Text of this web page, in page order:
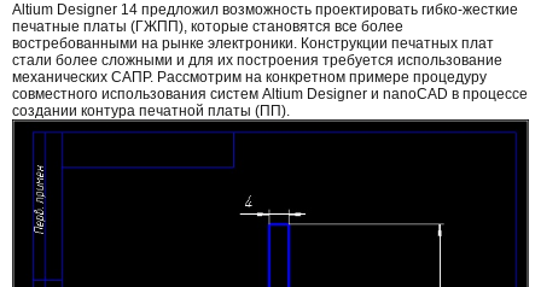
Altium Designer 14 предложил возможность проектировать гибко-жесткие
печатные платы (ГЖПП), которые становятся все более
востребованными на рынке электроники. Конструкции печатных плат
стали более сложными и для их построения требуется использование
механических САПР. Рассмотрим на конкретном примере процедуру
совместного использования систем Altium Designer и nanoCAD в процессе
создании контура печатной платы (ПП).